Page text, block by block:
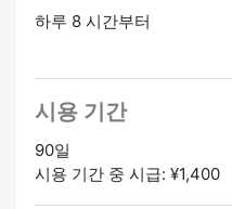
하루 8 시간부터
시용 기간
90일
시용 기간 중 시급: ¥1,400